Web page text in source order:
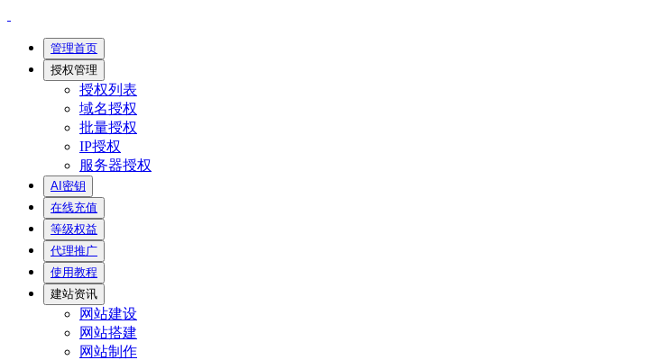
管理首页
授权管理
授权列表
域名授权
批量授权
IP授权
服务器授权
AI密钥
在线充值
等级权益
代理推广
使用教程
建站资讯
网站建设
网站搭建
网站制作